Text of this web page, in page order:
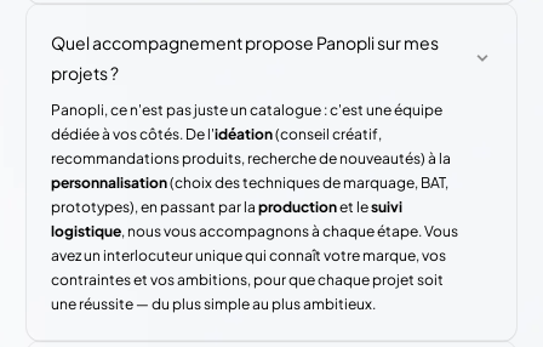
Quel accompagnement propose Panopli sur mes
projets ?
Panopli, ce n'est pas juste un catalogue : c'est une équipe
dédiée à vos côtés. De l'idéation(conseil créatif,
recommandations produits, recherche de nouveautés) à la
personnalisation(choix des techniques de marquage, BAT,
prototypes), en passant par laproductionet lesuivi
logistique, nous vous accompagnons à chaque étape. Vous
avez un interlocuteur unique qui connaît votre marque, vos
contraintes et vos ambitions, pour que chaque projet soit
une réussite — du plus simple au plus ambitieux.